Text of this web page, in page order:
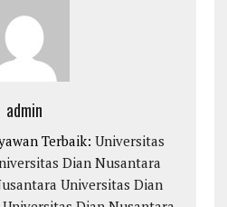
admin
Terbaik:Universitas
Dian Nusantara
Universitas Dian